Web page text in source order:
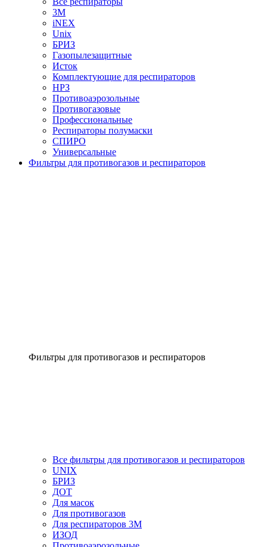
3М
iNEX
Unix
БРИЗ
Газопылезащитные
Исток
Комплектующие для респираторов
НРЗ
Противоаэрозольные
Противогазовые
Профессиональные
Респираторы полумаски
СПИРО
Универсальные
Фильтры для противогазов и респираторов
Фильтры для противогазов и респираторов
Все фильтры для противогазов и респираторов
UNIX
БРИЗ
ДОТ
Для масок
Для противогазов
Для респираторов 3М
ИЗОД